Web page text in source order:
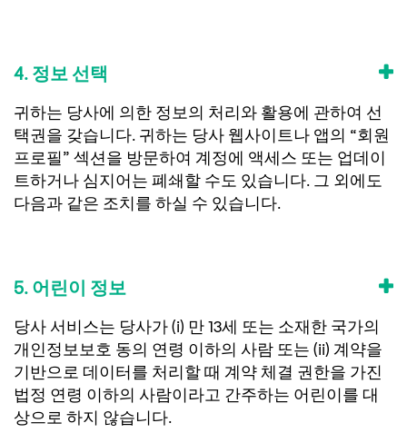
4. 정보 선택
귀하는 당사에 의한 정보의 처리와 활용에 관하여 선
택권을 갖습니다. 귀하는 당사 웹사이트나 앱의 “회원
프로필” 섹션을 방문하여 계정에 액세스 또는 업데이
트하거나 심지어는 폐쇄할 수도 있습니다. 그 외에도
다음과 같은 조치를 하실 수 있습니다.
5. 어린이 정보
당사 서비스는 당사가 (i) 만 13세 또는 소재한 국가의
개인정보보호 동의 연령 이하의 사람 또는 (ii) 계약을
기반으로 데이터를 처리할 때 계약 체결 권한을 가진
법정 연령 이하의 사람이라고 간주하는 어린이를 대
상으로 하지 않습니다.